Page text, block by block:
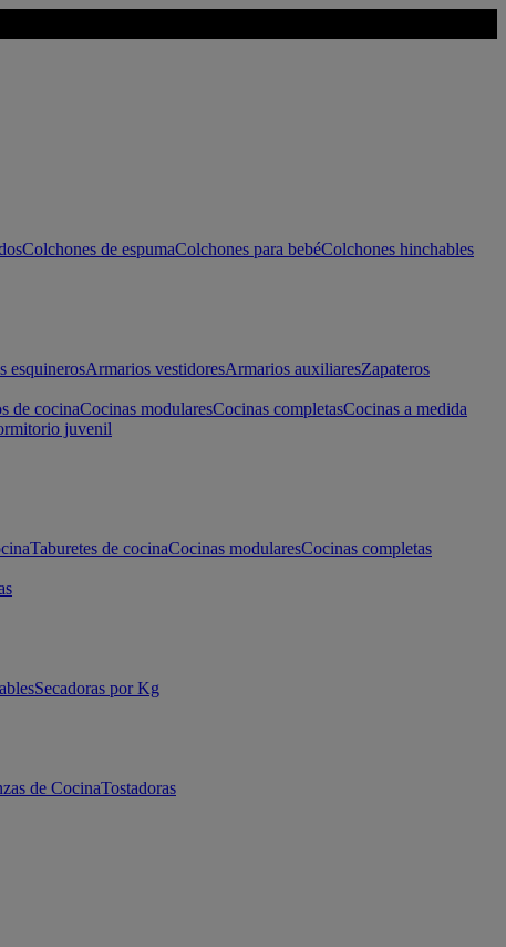
Colchones de espumaColchones para bebéColchones hinchables
esquinerosArmarios vestidoresArmarios auxiliaresZapateros
de cocinaCocinas modularesCocinas completasCocinas a medida
juvenil
Taburetes de cocinaCocinas modularesCocinas completas
Secadoras por Kg
de CocinaTostadoras